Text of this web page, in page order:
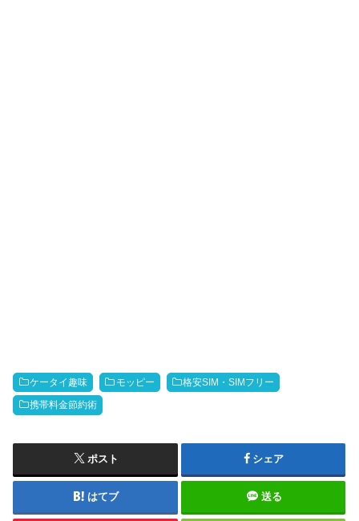
ケータイ趣味 モッピー 格安SIM・SIMフリー
携帯料金節約術
ポスト シェア
はてブ 送る